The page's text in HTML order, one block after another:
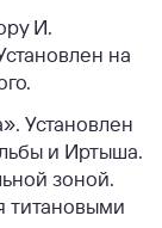
И.
на
Установлен
и Иртыша.
зоной.
титановыми